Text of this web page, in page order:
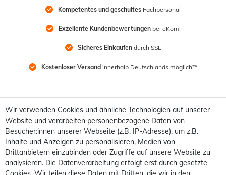
Kompetentes und geschultes Fachpersonal
Exzellente Kundenbewertungen bei eKomi
Sicheres Einkaufen durch SSL
Kostenloser Versand innerhalb Deutschlands möglich**
Wir verwenden Cookies und ähnliche Technologien auf unserer
Website und verarbeiten personenbezogene Daten von
Besucher:innen unserer Webseite (z.B. IP-Adresse), um z.B.
Inhalte und Anzeigen zu personalisieren, Medien von
Drittanbietern einzubinden oder Zugriffe auf unsere Website zu
analysieren. Die Datenverarbeitung erfolgt erst durch gesetzte